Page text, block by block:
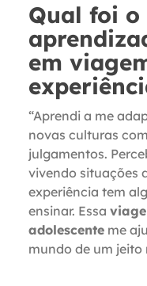
Qual foi
em
“Aprendi a me
novas culturas
julgamentos.
vivendo situações
experiência tem
ensinar. Essa
adolescente me
mundo de um jeito